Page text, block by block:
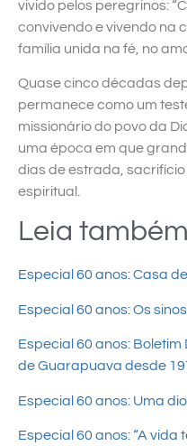
vivido pelos peregrinos:
convivendo e vivendo na
família unida na fé, no
Quase cinco décadas
permanece como um
missionário do povo da
uma época em que
dias de estrada,
espiritual.
Leia
Especial 60 anos: Casa
Especial 60 anos: Os
Especial 60 anos:
de Guarapuava desde
Especial 60 anos: Uma
Especial 60 anos: “A vida